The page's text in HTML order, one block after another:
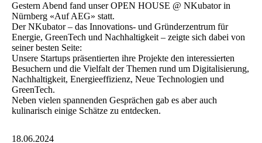
Gestern Abend fand unser OPEN HOUSE @ NKubator in
Nürnberg «Auf AEG» statt.
Der NKubator – das Innovations- und Gründerzentrum für
Energie, GreenTech und Nachhaltigkeit – zeigte sich dabei von
seiner besten Seite:
Unsere Startups präsentierten ihre Projekte den interessierten
Besuchern und die Vielfalt der Themen rund um Digitalisierung,
Nachhaltigkeit, Energieeffizienz, Neue Technologien und
GreenTech.
Neben vielen spannenden Gesprächen gab es aber auch
kulinarisch einige Schätze zu entdecken.
18.06.2024